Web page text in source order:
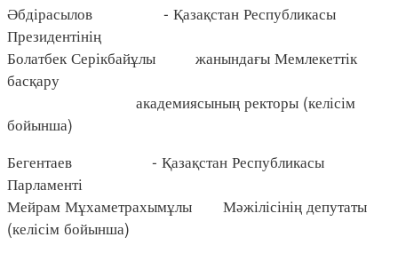
Әбдірасылов - Қазақстан Республикасы
Президентінің
Болатбек Серікбайұлы жанындағы Мемлекеттік
басқару
академиясының ректоры (келісім
бойынша)
Бегентаев - Қазақстан Республикасы
Парламенті
Мейрам Мұхаметрахымұлы Мәжілісінің депутаты
(келісім бойынша)